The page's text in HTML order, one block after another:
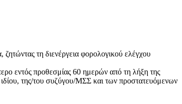
τη διενέργεια φορολογικού ελέγχου
εντός προθεσμίας 60 ημερών από τη λήξη της
της/του συζύγου/ΜΣΣ και των προστατευόμενων